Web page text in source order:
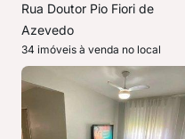
Rua Doutor Pio Fiori de
Azevedo
34 imóveis à venda no local